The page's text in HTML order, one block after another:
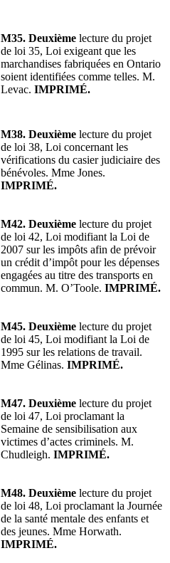
M35. Deuxième lecture du projet
de loi 35, Loi exigeant que les
marchandises fabriquées en Ontario
soient identifiées comme telles. M.
Levac. IMPRIMÉ.
M38. Deuxième lecture du projet
de loi 38, Loi concernant les
vérifications du casier judiciaire des
bénévoles. Mme Jones.
IMPRIMÉ.
M42. Deuxième lecture du projet
de loi 42, Loi modifiant la Loi de
2007 sur les impôts afin de prévoir
un crédit d’impôt pour les dépenses
engagées au titre des transports en
commun. M. O’Toole. IMPRIMÉ.
M45. Deuxième lecture du projet
de loi 45, Loi modifiant la Loi de
1995 sur les relations de travail.
Mme Gélinas. IMPRIMÉ.
M47. Deuxième lecture du projet
de loi 47, Loi proclamant la
Semaine de sensibilisation aux
victimes d’actes criminels. M.
Chudleigh. IMPRIMÉ.
M48. Deuxième lecture du projet
de loi 48, Loi proclamant la Journée
de la santé mentale des enfants et
des jeunes. Mme Horwath.
IMPRIMÉ.